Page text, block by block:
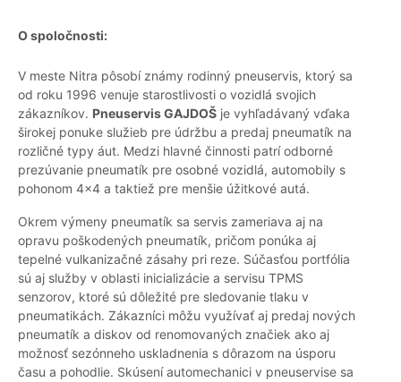
O spoločnosti:
V meste Nitra pôsobí známy rodinný pneuservis, ktorý sa
od roku 1996 venuje starostlivosti o vozidlá svojich
zákazníkov. Pneuservis GAJDOŠ je vyhľadávaný vďaka
širokej ponuke služieb pre údržbu a predaj pneumatík na
rozličné typy áut. Medzi hlavné činnosti patrí odborné
prezúvanie pneumatík pre osobné vozidlá, automobily s
pohonom 4x4 a taktiež pre menšie úžitkové autá.
Okrem výmeny pneumatík sa servis zameriava aj na
opravu poškodených pneumatík, pričom ponúka aj
tepelné vulkanizačné zásahy pri reze. Súčasťou portfólia
sú aj služby v oblasti inicializácie a servisu TPMS
senzorov, ktoré sú dôležité pre sledovanie tlaku v
pneumatikách. Zákazníci môžu využívať aj predaj nových
pneumatík a diskov od renomovaných značiek ako aj
možnosť sezónneho uskladnenia s dôrazom na úsporu
času a pohodlie. Skúsení automechanici v pneuservise sa